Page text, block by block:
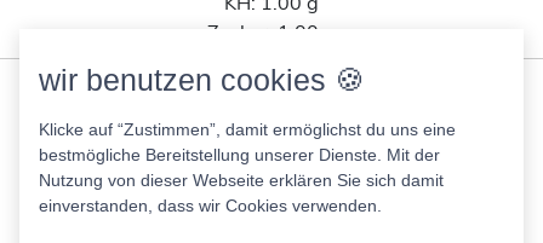
Zucker: 1.00 g
Mandeln griechisch
592.00 Kcal
Fett:48.30 g
Eiweis:20.90 g
KH:12.30 g
wir benutzen cookies 🍪
Klicke auf “Zustimmen”, damit ermöglichst du uns eine
bestmögliche Bereitstellung unserer Dienste. Mit der
Nutzung von dieser Webseite erklären Sie sich damit
einverstanden, dass wir Cookies verwenden.